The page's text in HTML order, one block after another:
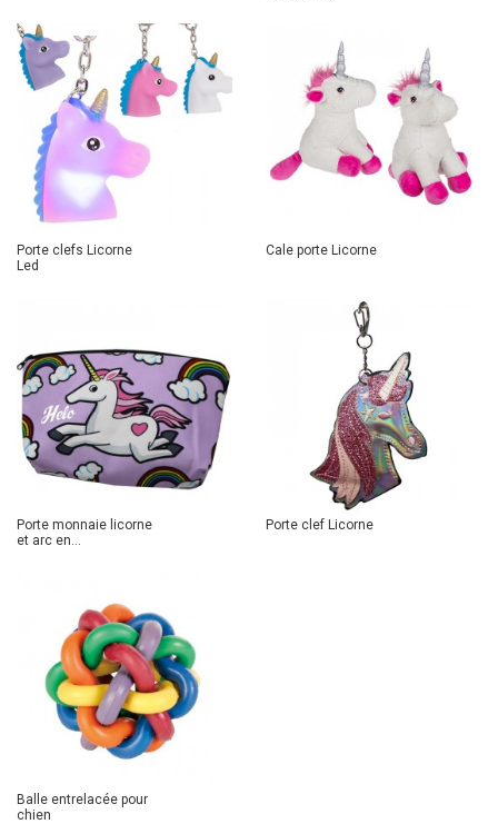
Porte clefs Licorne
Led
Cale porte Licorne
Porte monnaie licorne
et arc en...
Porte clef Licorne
Balle entrelacée pour
chien